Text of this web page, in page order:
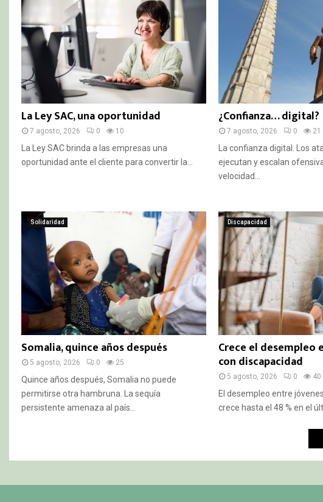
La Ley SAC, una oportunidad
7 agosto, 2026 0 10
La Ley SAC brinda a las empresas una
oportunidad ante el cliente para convertir la...
¿Confianza… digital?
7 agosto, 2026 0 21
La confianza digital. Los
ejecutan y escalan
velocidad...
Solidaridad
Somalia, quince años después
5 agosto, 2026 0 25
Quince años después, Somalia no puede
permitirse otra hambruna. La sequía
persistente amenaza al país...
Discapacidad
Crece el desempleo
con discapacidad
5 agosto, 2026 0 40
El desempleo entre
crece hasta el 48 % en el